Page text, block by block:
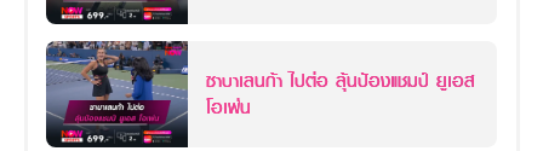
ซาบาเลนก้า ไปต่อ ลุ้นป้องแชมป์ ยูเอส
โอเพ่น